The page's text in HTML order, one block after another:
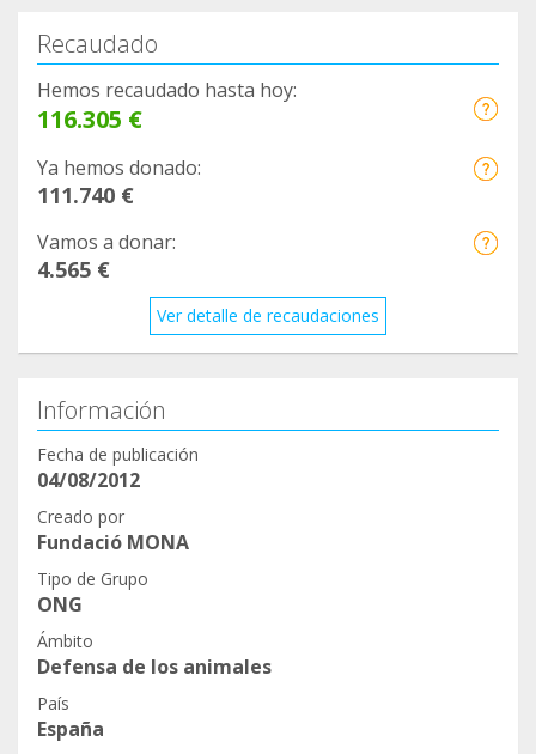
Recaudado
Hemos recaudado hasta hoy:
116.305 €
Ya hemos donado:
111.740 €
Vamos a donar:
4.565 €
Ver detalle de recaudaciones
Información
Fecha de publicación
04/08/2012
Creado por
Fundació MONA
Tipo de Grupo
ONG
Ámbito
Defensa de los animales
País
España